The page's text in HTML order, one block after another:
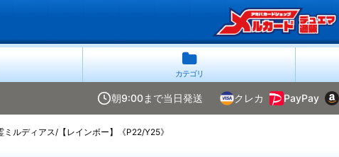
カテゴリ
朝9:00まで当日発送 クレカ PayPay
ミルディアス/【レインボー】《P22/Y25》